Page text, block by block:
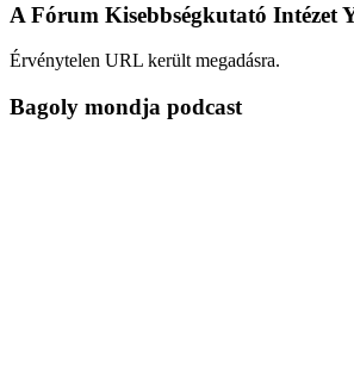
A Fórum Kisebbségkutató Intézet
Érvénytelen URL került megadásra.
Bagoly mondja podcast